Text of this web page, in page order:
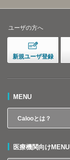
ユーザの方へ
新規ユーザ登録
MENU
Calooとは？
医療機関向けMENU